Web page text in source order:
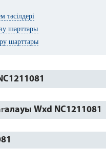
тәсілдері
шарттары
шарттары
Wxd NC1211081